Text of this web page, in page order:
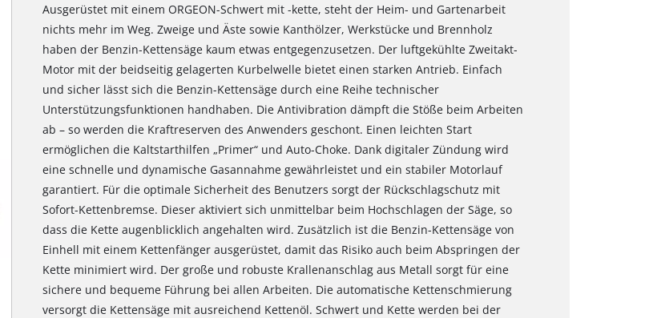
Ausgerüstet mit einem ORGEON-Schwert mit -kette, steht der Heim- und Gartenarbeit
nichts mehr im Weg. Zweige und Äste sowie Kanthölzer, Werkstücke und Brennholz
haben der Benzin-Kettensäge kaum etwas entgegenzusetzen. Der luftgekühlte Zweitakt-
Motor mit der beidseitig gelagerten Kurbelwelle bietet einen starken Antrieb. Einfach
und sicher lässt sich die Benzin-Kettensäge durch eine Reihe technischer
Unterstützungsfunktionen handhaben. Die Antivibration dämpft die Stöße beim Arbeiten
ab – so werden die Kraftreserven des Anwenders geschont. Einen leichten Start
ermöglichen die Kaltstarthilfen „Primer“ und Auto-Choke. Dank digitaler Zündung wird
eine schnelle und dynamische Gasannahme gewährleistet und ein stabiler Motorlauf
garantiert. Für die optimale Sicherheit des Benutzers sorgt der Rückschlagschutz mit
Sofort-Kettenbremse. Dieser aktiviert sich unmittelbar beim Hochschlagen der Säge, so
dass die Kette augenblicklich angehalten wird. Zusätzlich ist die Benzin-Kettensäge von
Einhell mit einem Kettenfänger ausgerüstet, damit das Risiko auch beim Abspringen der
Kette minimiert wird. Der große und robuste Krallenanschlag aus Metall sorgt für eine
sichere und bequeme Führung bei allen Arbeiten. Die automatische Kettenschmierung
versorgt die Kettensäge mit ausreichend Kettenöl. Schwert und Kette werden bei der